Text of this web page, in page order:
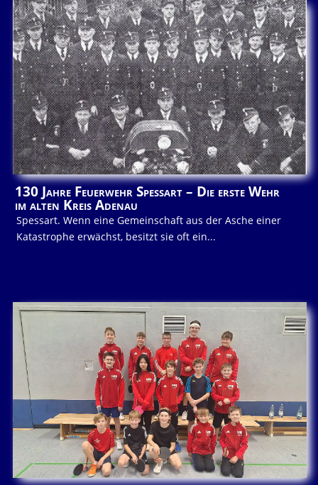
130 Jahre Feuerwehr Spessart – Die erste Wehr
im alten Kreis Adenau
Spessart. Wenn eine Gemeinschaft aus der Asche einer
Katastrophe erwächst, besitzt sie oft ein...